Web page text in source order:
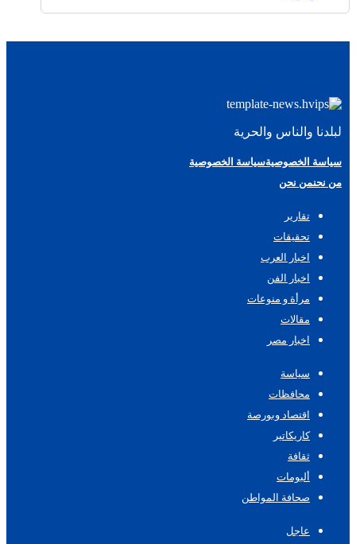
لبلدنا والناس والحرية
سياسة الخصوصيةسياسة الخصوصية
من نحنمن نحن
تقارير
تحقيقات
اخبار العرب
اخبار الفن
مرأة و منوعات
مقالات
اخبار مصر
سياسة
محافظات
اقتصاد وبورصة
كاريكاتير
ثقافة
ألبومات
صحافة المواطن
عاجل